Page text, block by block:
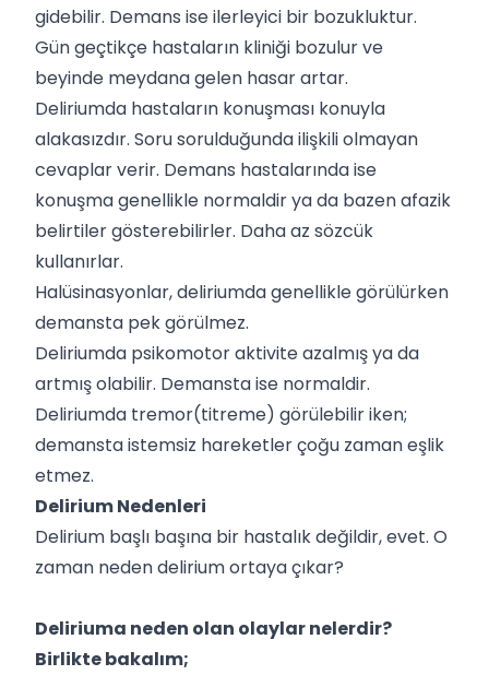
gidebilir. Demans ise ilerleyici bir bozukluktur.
Gün geçtikçe hastaların kliniği bozulur ve
beyinde meydana gelen hasar artar.
Deliriumda hastaların konuşması konuyla
alakasızdır. Soru sorulduğunda ilişkili olmayan
cevaplar verir. Demans hastalarında ise
konuşma genellikle normaldir ya da bazen afazik
belirtiler gösterebilirler. Daha az sözcük
kullanırlar.
Halüsinasyonlar, deliriumda genellikle görülürken
demansta pek görülmez.
Deliriumda psikomotor aktivite azalmış ya da
artmış olabilir. Demansta ise normaldir.
Deliriumda tremor(titreme) görülebilir iken;
demansta istemsiz hareketler çoğu zaman eşlik
etmez.
Delirium Nedenleri
Delirium başlı başına bir hastalık değildir, evet. O
zaman neden delirium ortaya çıkar?
Deliriuma neden olan olaylar nelerdir?
Birlikte bakalım;